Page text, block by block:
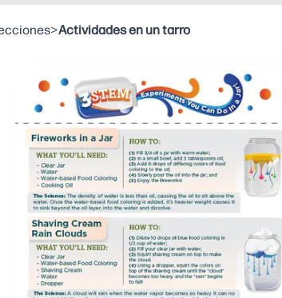
>Actividades en un tarro